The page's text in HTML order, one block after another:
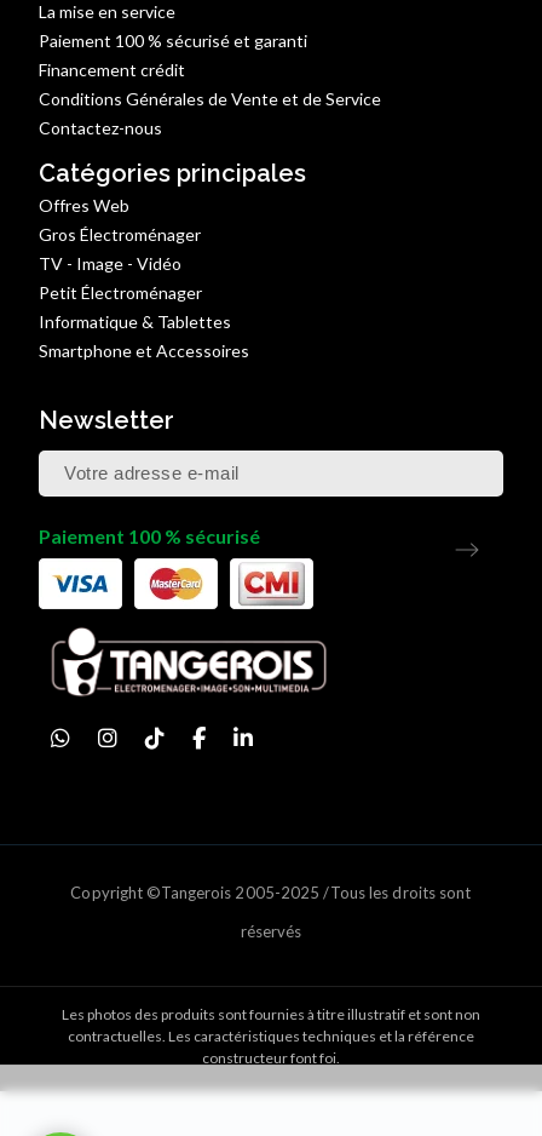
La mise en service
Paiement 100 % sécurisé et garanti
Financement crédit
Conditions Générales de Vente et de Service
Contactez-nous
Catégories principales
Offres Web
Gros Électroménager
TV - Image - Vidéo
Petit Électroménager
Informatique & Tablettes
Smartphone et Accessoires
Newsletter
Paiement 100 % sécurisé
Copyright ©Tangerois 2005-2025 /Tous les droits sont
réservés
Les photos des produits sont fournies à titre illustratif et sont non
contractuelles. Les caractéristiques techniques et la référence
constructeur font foi.